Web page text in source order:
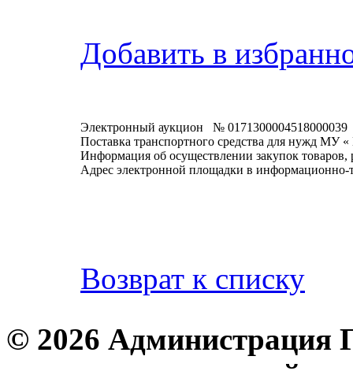
Добавить в
Электронный аукцион № 0171300004518000039
Поставка транспортного средства для нужд МУ
Информация об осуществлении закупок
Адрес электронной площадки в
Возврат к списку
© 2026 Администрация